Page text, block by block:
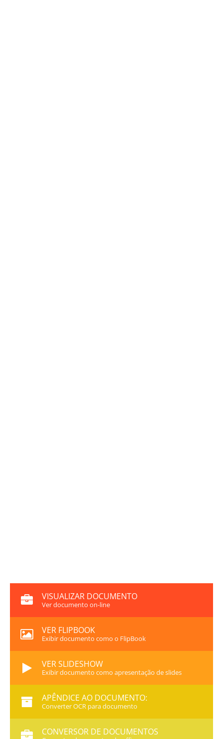
VISUALIZAR DOCUMENTO
Ver documento on-line
VER FLIPBOOK
Exibir documento como o FlipBook
VER SLIDESHOW
Exibir documento como apresentação de slides
APÊNDICE AO DOCUMENTO:
Converter OCR para documento
CONVERSOR DE DOCUMENTOS